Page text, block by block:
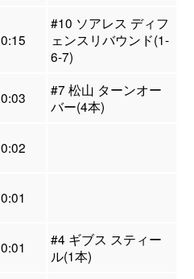
0:15
#10 ソアレス ディフ
ェンスリバウンド(1-
6-7)
0:03
#7 松山 ターンオー
バー(4本)
0:02
0:01
0:01
#4 ギブス スティー
ル(1本)